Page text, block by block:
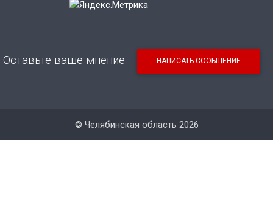
Оставьте ваше мнение НАПИСАТЬ СООБЩЕНИЕ
© Челябинская область 2026